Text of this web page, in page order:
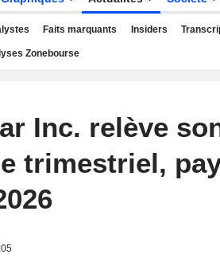
Faits marquants Insiders
Zonebourse
Inc. relève
trimestriel,